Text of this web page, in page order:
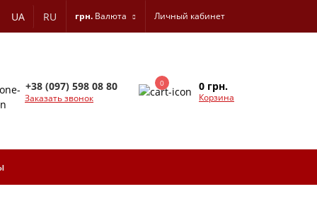
UA RU грн. Валюта Личный кабинет
+38 (097) 598 08 80
Заказать звонок
0 0 грн.
Корзина